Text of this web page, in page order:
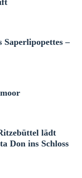
Saperlipopettes –
lädt
Don ins Schloss